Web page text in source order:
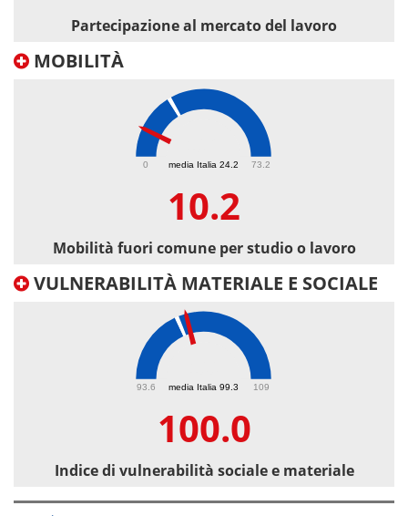
Partecipazione al mercato del lavoro
MOBILITÀ
media Italia 24.2
0 73.2
10.2
Mobilità fuori comune per studio o lavoro
VULNERABILITÀ MATERIALE E SOCIALE
media Italia 99.3
93.6 109
100.0
Indice di vulnerabilità sociale e materiale